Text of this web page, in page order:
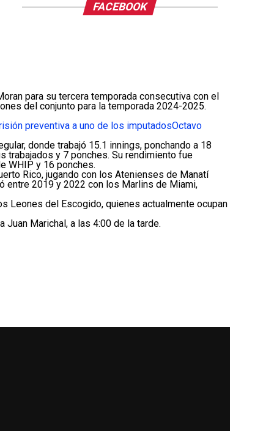
FACEBOOK
para su tercera temporada consecutiva con el
del conjunto para la temporada 2024-2025.
preventiva a uno de los imputadosOctavo
donde trabajó 15.1 innings, ponchando a 18
trabajados y 7 ponches. Su rendimiento fue
WHIP y 16 ponches.
Rico, jugando con los Atenienses de Manatí
entre 2019 y 2022 con los Marlins de Miami,
Leones del Escogido, quienes actualmente ocupan
Marichal, a las 4:00 de la tarde.